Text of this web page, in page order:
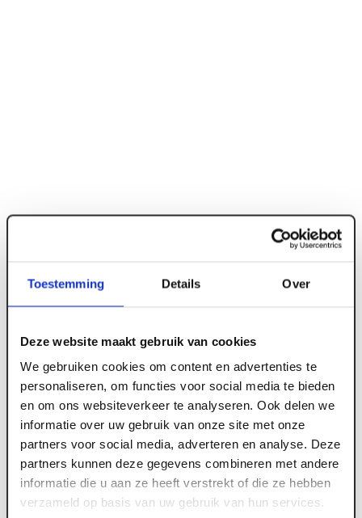
Toestemming Details Over
Deze website maakt gebruik van cookies
We gebruiken cookies om content en advertenties te
personaliseren, om functies voor social media te bieden
en om ons websiteverkeer te analyseren. Ook delen we
informatie over uw gebruik van onze site met onze
partners voor social media, adverteren en analyse. Deze
partners kunnen deze gegevens combineren met andere
informatie die u aan ze heeft verstrekt of die ze hebben
verzameld op basis van uw gebruik van hun services.
ART001375
Meld je aan of maak een account aan om toegang
te krijgen tot de prijzen.
Log in voor prijzen